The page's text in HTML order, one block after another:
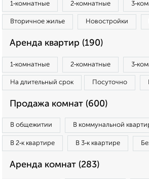
1‑комнатные 2‑комнатные
Вторичное жилье Новостройки
Аренда квартир (190)
1‑комнатные 2‑комнатные
На длительный срок Посуточно
Продажа комнат (600)
В общежитии В коммунальной
В 2‑к квартире В 3‑к квартире
Аренда комнат (283)